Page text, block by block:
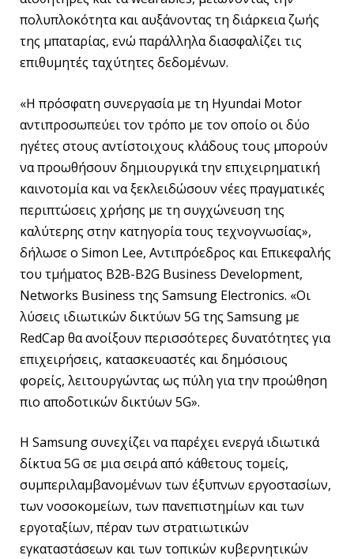
πολυπλοκότητα και αυξάνοντας τη διάρκεια ζωής
της μπαταρίας, ενώ παράλληλα διασφαλίζει τις
επιθυμητές ταχύτητες δεδομένων.
«Η πρόσφατη συνεργασία με τη Hyundai Motor
αντιπροσωπεύει τον τρόπο με τον οποίο οι δύο
ηγέτες στους αντίστοιχους κλάδους τους μπορούν
να προωθήσουν δημιουργικά την επιχειρηματική
καινοτομία και να ξεκλειδώσουν νέες πραγματικές
περιπτώσεις χρήσης με τη συγχώνευση της
καλύτερης στην κατηγορία τους τεχνογνωσίας»,
δήλωσε ο Simon Lee, Αντιπρόεδρος και Επικεφαλής
του τμήματος B2B-B2G Business Development,
Networks Business της Samsung Electronics. «Οι
λύσεις ιδιωτικών δικτύων 5G της Samsung με
RedCap θα ανοίξουν περισσότερες δυνατότητες για
επιχειρήσεις, κατασκευαστές και δημόσιους
φορείς, λειτουργώντας ως πύλη για την προώθηση
πιο αποδοτικών δικτύων 5G».
Η Samsung συνεχίζει να παρέχει ενεργά ιδιωτικά
δίκτυα 5G σε μια σειρά από κάθετους τομείς,
συμπεριλαμβανομένων των έξυπνων εργοστασίων,
των νοσοκομείων, των πανεπιστημίων και των
εργοταξίων, πέραν των στρατιωτικών
εγκαταστάσεων και των τοπικών κυβερνητικών